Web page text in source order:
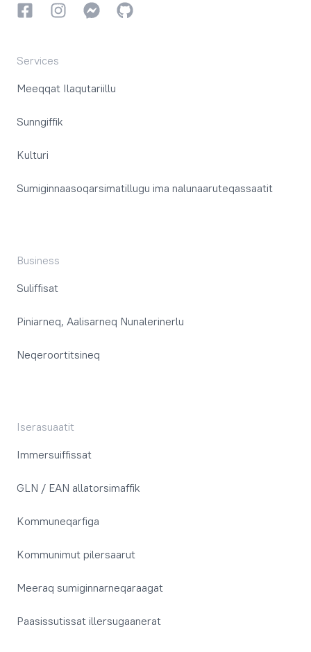
FacebookkiInstagrammiInstagrammi
GitHub
Services
Meeqqat Ilaqutariillu
Sunngiffik
Kulturi
Sumiginnaasoqarsimatillugu ima nalunaaruteqassaatit
Business
Suliffisat
Piniarneq, Aalisarneq Nunalerinerlu
Neqeroortitsineq
Iserasuaatit
Immersuiffissat
GLN / EAN allatorsimaffik
Kommuneqarfiga
Kommunimut pilersaarut
Meeraq sumiginnarneqaraagat
Paasissutissat illersugaanerat